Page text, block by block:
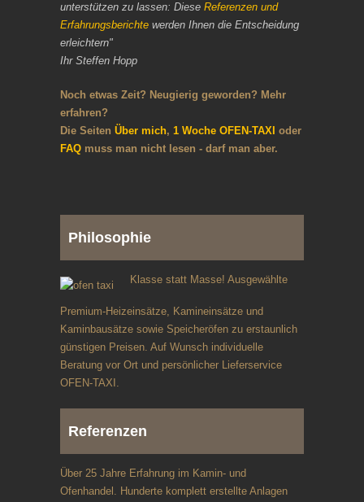
unterstützen zu lassen: Diese Referenzen und
Erfahrungsberichte werden Ihnen die Entscheidung
erleichtern"
Ihr Steffen Hopp
Noch etwas Zeit? Neugierig geworden? Mehr
erfahren?
Die Seiten Über mich, 1 Woche OFEN-TAXI oder
FAQ muss man nicht lesen - darf man aber.
Philosophie
Klasse statt Masse! Ausgewählte
Premium-Heizeinsätze, Kamineinsätze und
Kaminbausätze sowie Speicheröfen zu erstaunlich
günstigen Preisen. Auf Wunsch individuelle
Beratung vor Ort und persönlicher Lieferservice
OFEN-TAXI.
Referenzen
Über 25 Jahre Erfahrung im Kamin- und
Ofenhandel. Hunderte komplett erstellte Anlagen